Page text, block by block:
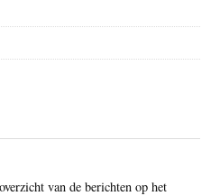
van de berichten op het